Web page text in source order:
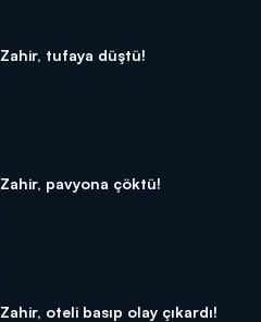
Zahir, tufaya düştü!
Zahir, pavyona çöktü!
Zahir, oteli basıp olay çıkardı!